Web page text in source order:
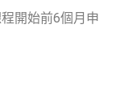
開始前6個月申